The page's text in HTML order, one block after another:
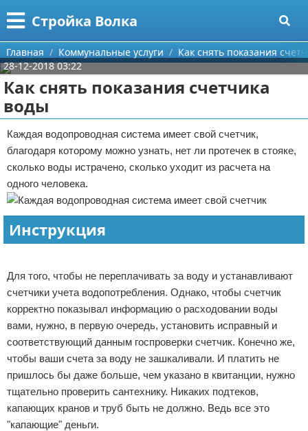
Стройка Волка
Меню
Главная
Категории
Строительство
Мебель
Интерьер и дизайн
Дизайн дачи
Дизайн квартиры
Кухня
Посуда
Ремонт
Ремонт квартиры
Ванная
Домашний быт
Коммунальные услуги
Сантехника
Безопасность
Поиск
О проекте
Контакты
Сотрудничество
Размещение рекламы
Условия предоставления информации
Отказ от ответственности
Главная Коммунальные услуги
Как снять показания
28-12-2018 03:22
Как снять показания счетчика
воды
Каждая водопроводная система имеет свой счетчик,
благодаря которому можно узнать, нет ли протечек в стояке,
сколько воды истрачено, сколько уходит из расчета на
одного человека.
Инструкция
Для того, чтобы не переплачивать за воду и устанавливают
счетчики учета водопотребления. Однако, чтобы счетчик
корректно показывал информацию о расходовании воды
вами, нужно, в первую очередь, установить исправный и
соответствующий данным госпроверки счетчик. Конечно же,
чтобы ваши счета за воду не зашкаливали. И платить не
пришлось бы даже больше, чем указано в квитанции, нужно
тщательно проверить сантехнику. Никаких подтеков,
капающих кранов и труб быть не должно. Ведь все это
"капающие" деньги.